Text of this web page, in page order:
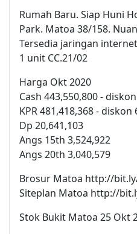
Rumah Baru. Siap Huni
Park. Matoa 38/158.
Tersedia jaringan
1 unit CC.21/02
Harga Okt 2020
Cash 443,550,800 -
KPR 481,418,368 - diskon
Dp 20,641,103
Angs 15th 3,524,922
Angs 20th 3,040,579
Brosur Matoa http://
Siteplan Matoa http://
Stok Bukit Matoa 25 Okt